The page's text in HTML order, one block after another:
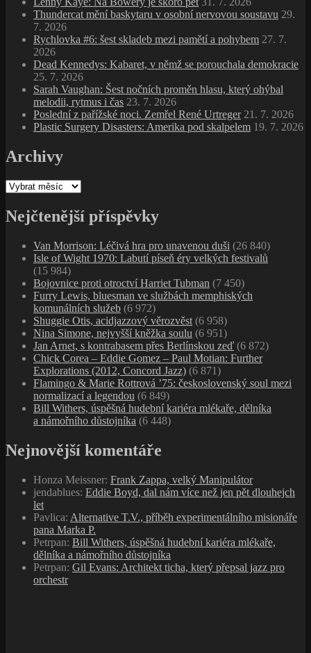
Thundercat mění baskytaru v osobní nervovou soustavu 29.
7. 2026
Rychlovka #6: šest skladeb mezi pamětí a pohybem 27. 7.
2026
Dead Kennedys: Kabaret, v němž se porouchala demokracie
25. 7. 2026
Sarah Vaughan: Šest nočních proměn hlasu, který ohýbal
melodii, rytmus i čas 23. 7. 2026
Poslední z pařížské noci. Zemřel René Urtreger 21. 7. 2026
Plastic Surgery Disasters: Amerika pod skalpelem 19. 7. 2026
Archivy
Archivy
Nejčtenější příspěvky
Van Morrison: Léčivá hra pro unavenou duši (26 840)
Isle of Wight 1970: Labutí píseň éry velkých festivalů
(15 984)
Bojovnice proti otroctví Harriet Tubman (7 450)
Furry Lewis, bluesman ve službách memphiských
komunálních služeb (6 972)
Shuggie Otis, acidjazzový věrozvěst (6 958)
Nina Simone, nejvyšší kněžka soulu (6 951)
Jan Arnet, s kontrabasem přes Berlínskou zeď (6 872)
Chick Corea – Eddie Gomez – Paul Motian: Further
Explorations (2012, Concord Jazz) (6 871)
Flamingo & Marie Rottrová ’75: československý soul mezi
normalizací a legendou (6 849)
Bill Withers, úspěšná hudební kariéra mlékaře, dělníka
a námořního důstojníka (6 448)
Nejnovější komentáře
Honza Meissner: Frank Zappa, velký Manipulátor
jendablues: Eddie Boyd, dal nám více než jen pět dlouhejch
let
Pavlica: Alternative T.V., příběh experimentálního misionáře
pana Marka P.
Petrpan: Bill Withers, úspěšná hudební kariéra mlékaře,
dělníka a námořního důstojníka
Petrpan: Gil Evans: Architekt ticha, který přepsal jazz pro
orchestr